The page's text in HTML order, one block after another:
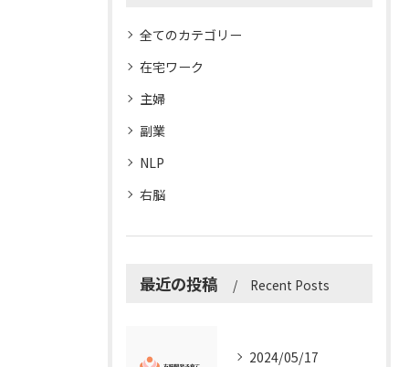
全てのカテゴリー
在宅ワーク
主婦
副業
NLP
右脳
最近の投稿 Recent Posts
2024/05/17